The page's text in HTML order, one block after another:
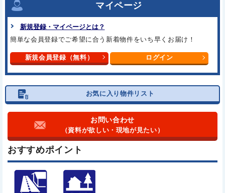
マイページ
新規登録・マイページとは？
簡単な会員登録でご希望に合う 新着物件をいち早くお届け！
新規会員登録（無料） ログイン
お気に入り物件リスト
お問い合わせ
（資料が欲しい・現地が見たい）
おすすめポイント